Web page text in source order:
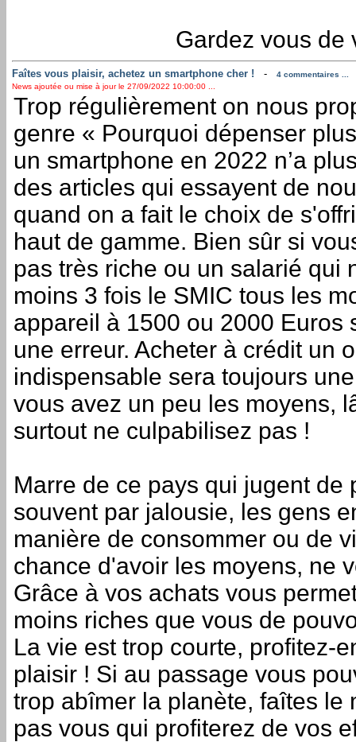
Gardez vous de
Faîtes vous plaisir, achetez un smartphone cher ! -
4 commentaires ...
News ajoutée ou mise à jour le 27/09/2022 10:00:00 ...
Trop régulièrement on nous
genre « Pourquoi dépenser
un smartphone en 2022 n’a
des articles qui essayent de
quand on a fait le choix de
haut de gamme. Bien sûr si
pas très riche ou un salarié qui
moins 3 fois le SMIC tous les
appareil à 1500 ou 2000 Euros
une erreur. Acheter à crédit un
indispensable sera toujours
vous avez un peu les moyens,
surtout ne culpabilisez pas !
Marre de ce pays qui jugent de
souvent par jalousie, les gens
manière de consommer ou de
chance d'avoir les moyens, ne
Grâce à vos achats vous
moins riches que vous de
La vie est trop courte, profitez-
plaisir ! Si au passage vous
trop abîmer la planète, faîtes le
pas vous qui profiterez de vos